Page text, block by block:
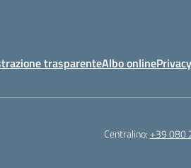
trasparenteAlbo online
Centralino:+39 080